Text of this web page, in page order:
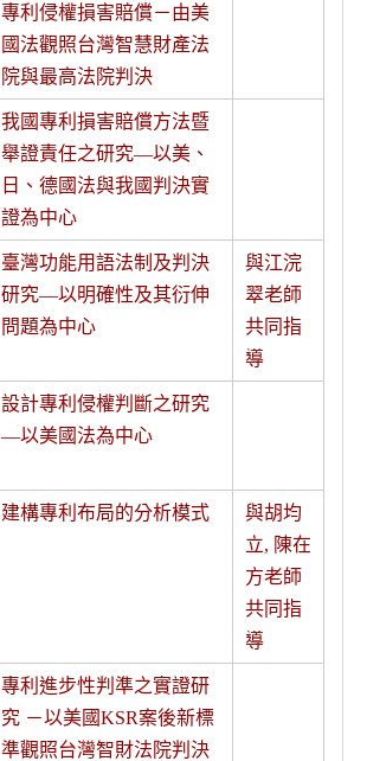
專利侵權損害賠償－由美
國法觀照台灣智慧財產法
院與最高法院判決
我國專利損害賠償方法暨
舉證責任之研究—以美、
日、德國法與我國判決實
證為中心
臺灣功能用語法制及判決
研究—以明確性及其衍伸
問題為中心
與江浣
翠老師
共同指
導
設計專利侵權判斷之研究
—以美國法為中心
建構專利布局的分析模式
與胡均
立, 陳在
方老師
共同指
導
專利進步性判準之實證研
究 －以美國KSR案後新標
準觀照台灣智財法院判決